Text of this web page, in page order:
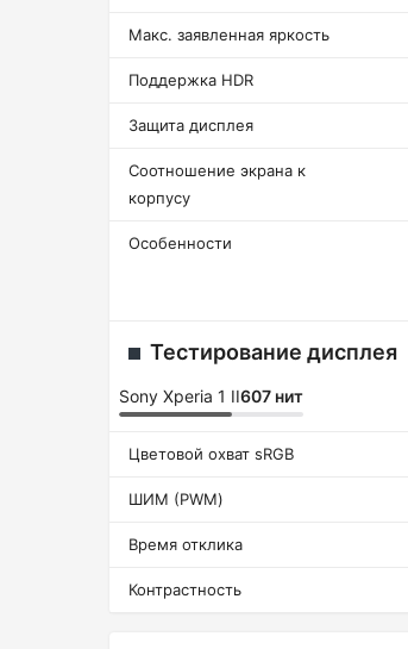
Макс. заявленная яркость
Поддержка HDR
Защита дисплея
Соотношение экрана к
корпусу
Особенности
Тестирование дисплея
Sony Xperia 1 II607 нит
Цветовой охват sRGB
ШИМ (PWM)
Время отклика
Контрастность